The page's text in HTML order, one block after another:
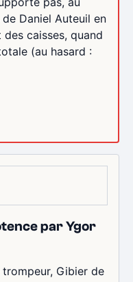
Daniel Auteuil en
caisses, quand
(au hasard :
par Ygor
Gibier de